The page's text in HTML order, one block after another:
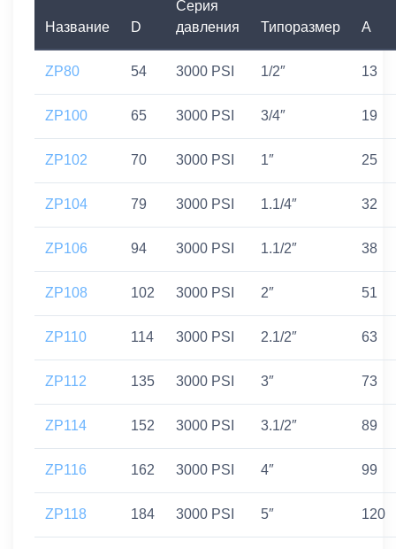
Название D
Серия
давления
Типоразмер A
ZP80 54 3000 PSI 1/2″ 13
ZP100 65 3000 PSI 3/4″ 19
ZP102 70 3000 PSI 1″ 25
ZP104 79 3000 PSI 1.1/4″ 32
ZP106 94 3000 PSI 1.1/2″ 38
ZP108 102 3000 PSI 2″ 51
ZP110 114 3000 PSI 2.1/2″ 63
ZP112 135 3000 PSI 3″ 73
ZP114 152 3000 PSI 3.1/2″ 89
ZP116 162 3000 PSI 4″ 99
ZP118 184 3000 PSI 5″ 120